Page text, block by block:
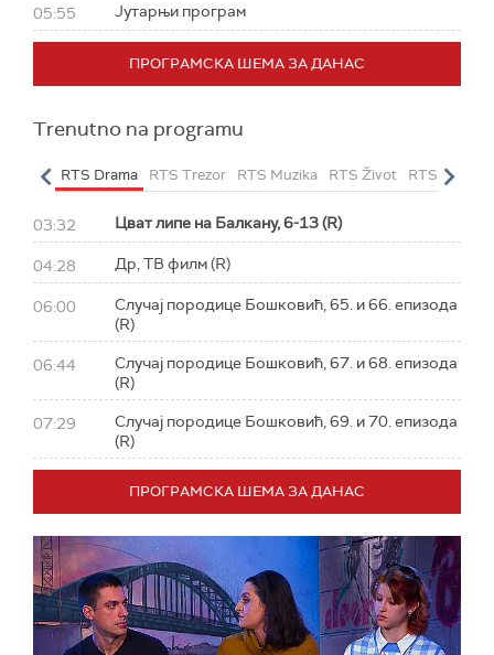
05:55 Јутарњи програм
ПРОГРАМСКА ШЕМА ЗА ДАНАС
Trenutno na programu
RTS Drama RTS Trezor RTS Muzika RTS Život RTS Klasika
03:32 Цват липе на Балкану, 6-13 (R)
04:28 Др, ТВ филм (R)
06:00
Случај породице Бошковић, 65. и 66. епизода
(R)
06:44
Случај породице Бошковић, 67. и 68. епизода
(R)
07:29
Случај породице Бошковић, 69. и 70. епизода
(R)
ПРОГРАМСКА ШЕМА ЗА ДАНАС